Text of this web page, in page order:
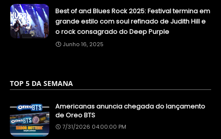
Best of and Blues Rock 2025: Festival termina em
grande estilo com soul refinado de Judith Hill e
o rock consagrado do Deep Purple
Junho 16, 2025
TOP 5 DA SEMANA
Americanas anuncia chegada do lançamento
de Oreo BTS
7/31/2026 04:00:00 PM